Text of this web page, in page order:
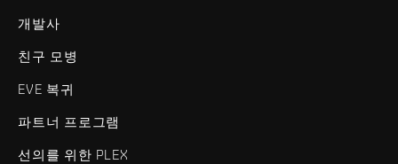
개발사
친구 모병
EVE 복귀
파트너 프로그램
선의를 위한 PLEX